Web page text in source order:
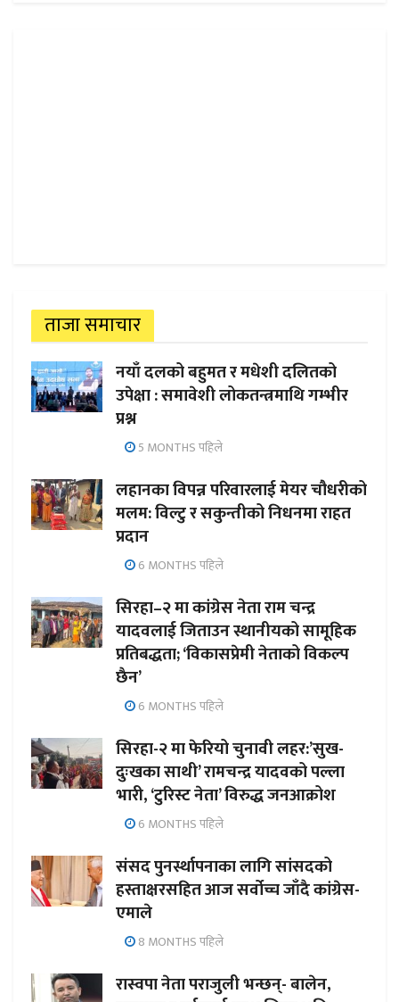
ताजा समाचार
नयाँ दलको बहुमत र मधेशी दलितको
उपेक्षा : समावेशी लोकतन्त्रमाथि गम्भीर
प्रश्न
5 MONTHS पहिले
लहानका विपन्न परिवारलाई मेयर चौधरीको
मलम: विल्टु र सकुन्तीको निधनमा राहत
प्रदान
6 MONTHS पहिले
सिरहा–२ मा कांग्रेस नेता राम चन्द्र
यादवलाई जिताउन स्थानीयको सामूहिक
प्रतिबद्धता; ‘विकासप्रेमी नेताको विकल्प
छैन’
6 MONTHS पहिले
सिरहा-२ मा फेरियो चुनावी लहर:’सुख-
दुःखका साथी’ रामचन्द्र यादवको पल्ला
भारी, ‘टुरिस्ट नेता’ विरुद्ध जनआक्रोश
6 MONTHS पहिले
संसद पुनर्स्थापनाका लागि सांसदको
हस्ताक्षरसहित आज सर्वोच्च जाँदै कांग्रेस-
एमाले
8 MONTHS पहिले
रास्वपा नेता पराजुली भन्छन्- बालेन,